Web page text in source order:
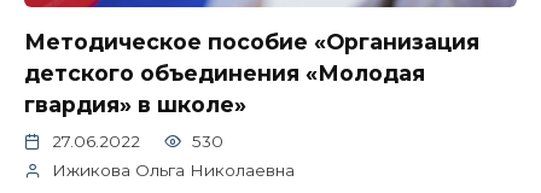
Методическое пособие «Организация
детского объединения «Молодая
гвардия» в школе»
27.06.2022
530
Ижикова Ольга Николаевна